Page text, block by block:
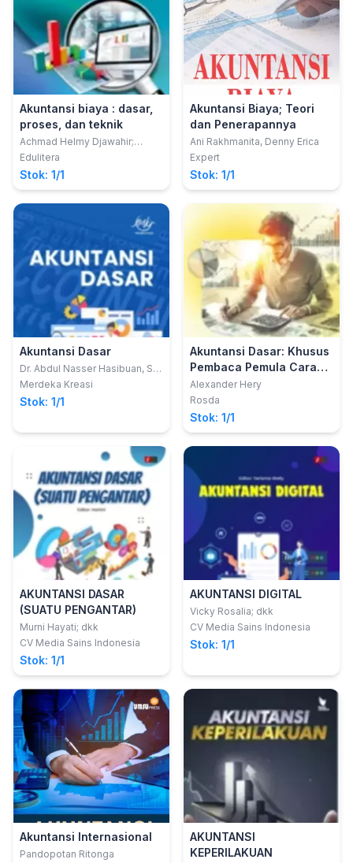
Akuntansi biaya : dasar,
proses, dan teknik
Achmad Helmy Djawahir;
Lailatus Sa'adah
Edulitera
Stok: 1/1
Akuntansi Biaya; Teori
dan Penerapannya
Ani Rakhmanita, Denny Erica
Expert
Stok: 1/1
Akuntansi Dasar
Dr. Abdul Nasser Hasibuan, SE.,
M.Si; Putri Bunga Meiliana
Lisna Nasution, SE., M.Si;
Merdeka Kreasi
Stok: 1/1
Akuntansi Dasar: Khusus
Pembaca Pemula Cara
Mudah Memahami Dasar-
Dasar Akuntansi
Alexander Hery
Rosda
Stok: 1/1
AKUNTANSI DASAR
(SUATU PENGANTAR)
Murni Hayati; dkk
CV Media Sains Indonesia
Stok: 1/1
AKUNTANSI DIGITAL
Vicky Rosalia; dkk
CV Media Sains Indonesia
Stok: 1/1
Akuntansi Internasional
Pandopotan Ritonga
AKUNTANSI
KEPERILAKUAN